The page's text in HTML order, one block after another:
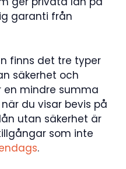
garanti från
finns det tre typer
säkerhet och
en mindre summa
du visar bevis på
utan säkerhet är
som inte
.